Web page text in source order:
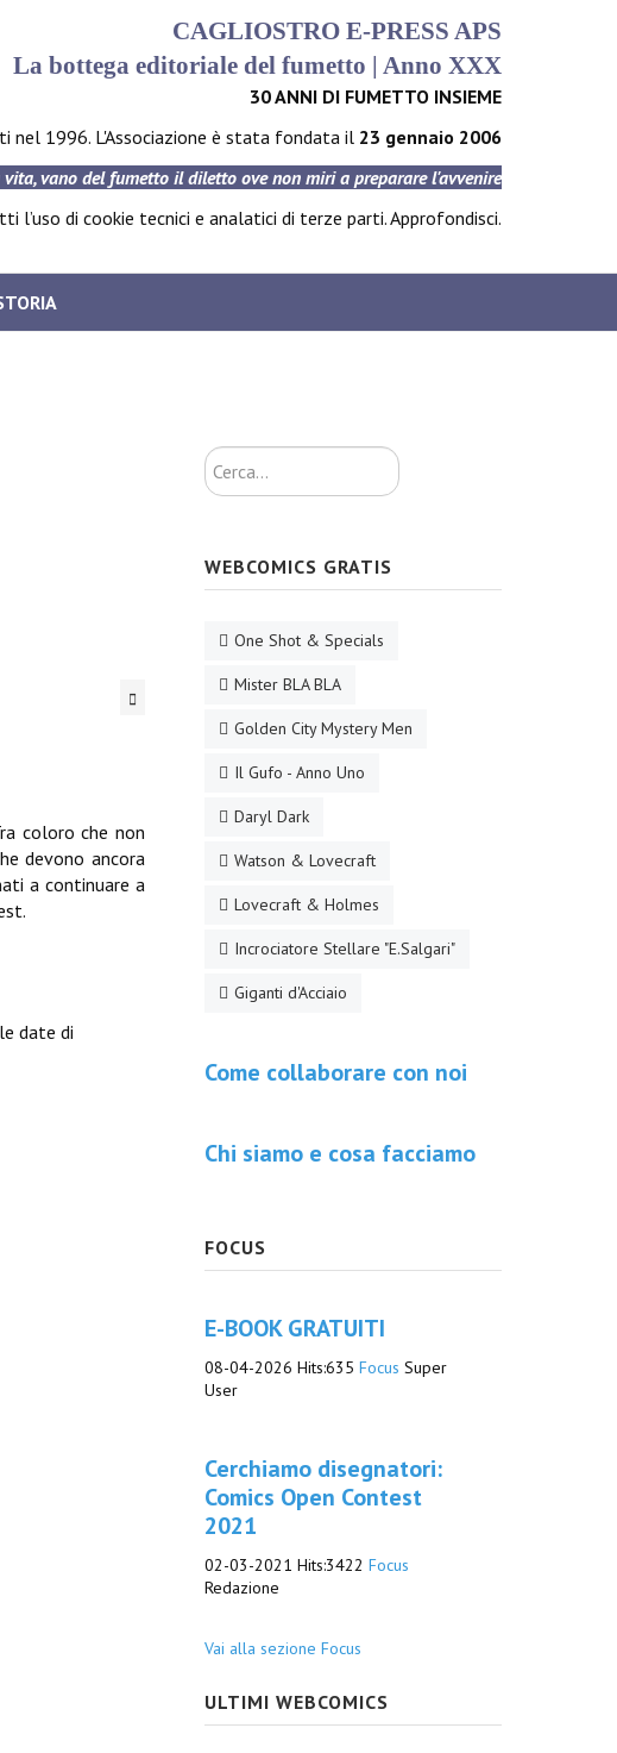
CAGLIOSTRO E-PRESS APS
La bottega editoriale del fumetto | Anno XXX
30 ANNI DI FUMETTO INSIEME
1996. L'Associazione è stata fondata il 23 gennaio 2006
vano del fumetto il diletto ove non miri a preparare l'avvenire
l’uso di cookie tecnici e analatici di terze parti.Approfondisci.
coloro che non
devono ancora
a continuare a
date di
Cerca...
WEBCOMICS GRATIS
One Shot & Specials
Mister BLA BLA
Golden City Mystery Men
Il Gufo - Anno Uno
Daryl Dark
Watson & Lovecraft
Lovecraft & Holmes
Incrociatore Stellare "E.Salgari"
Giganti d'Acciaio
Come collaborare con noi
Chi siamo e cosa facciamo
FOCUS
E-BOOK GRATUITI
08-04-2026 Hits:635 Focus Super
User
Cerchiamo disegnatori:
Comics Open Contest
2021
02-03-2021 Hits:3422 Focus
Redazione
Vai alla sezione Focus
ULTIMI WEBCOMICS